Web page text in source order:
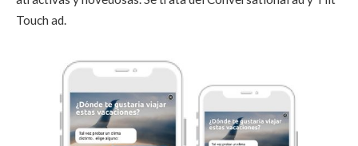
Touch ad.